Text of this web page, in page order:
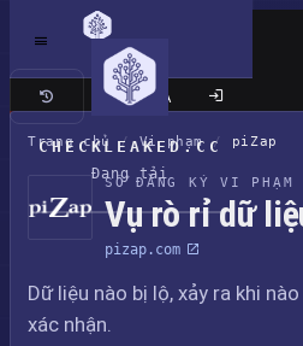
CHECKLEAKED.CC
Đang tải
Trang cổ điển
Trang chủ / Vi phạm / piZap
SỔ ĐĂNG KÝ VI PHẠM
Vụ rò rỉ dữ
pizap.com
Dữ liệu nào bị lộ, xảy ra khi
xác nhận.